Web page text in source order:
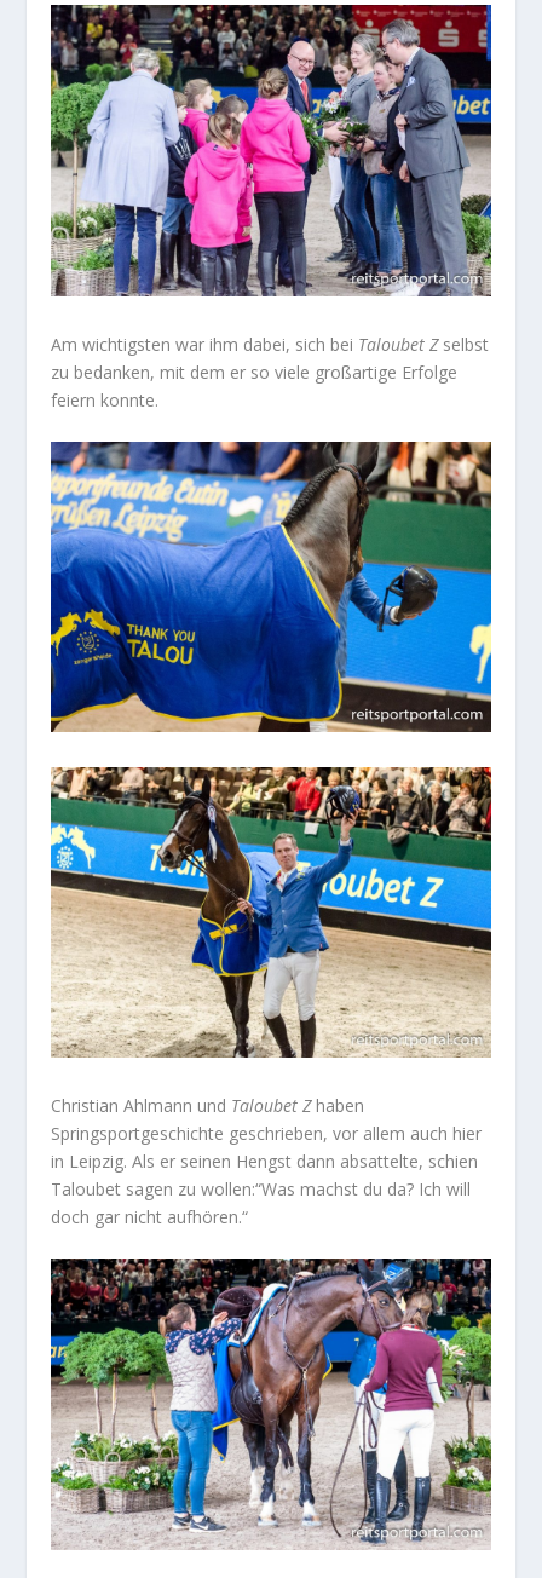
Am wichtigsten war ihm dabei, sich bei Taloubet Z selbst
zu bedanken, mit dem er so viele großartige Erfolge
feiern konnte.
Christian Ahlmann und Taloubet Zhaben
Springsportgeschichte geschrieben, vor allem auch hier
in Leipzig. Als er seinen Hengst dann absattelte, schien
Taloubet sagen zu wollen:“Was machst du da? Ich will
doch gar nicht aufhören.“